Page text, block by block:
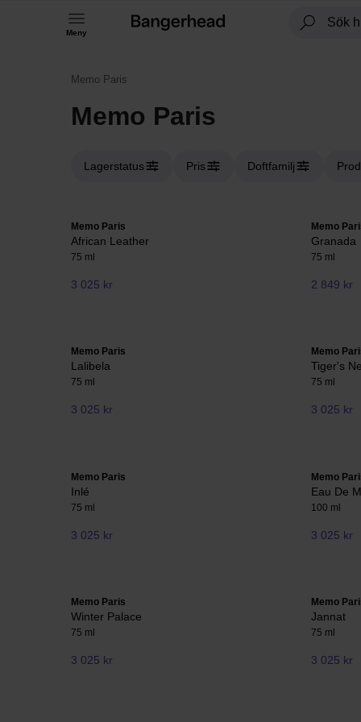
Meny
Memo Paris
Memo Paris
Lagerstatus Pris Doftfamilj
Memo Paris
African Leather
75 ml
3 025 kr
Memo
Granada
75 ml
2 849 kr
Memo Paris
Lalibela
75 ml
3 025 kr
Memo
Tiger's
75 ml
3 025 kr
Memo Paris
Inlé
75 ml
3 025 kr
Memo
Eau De
100 ml
3 025 kr
Memo Paris
Winter Palace
75 ml
3 025 kr
Memo
Jannat
75 ml
3 025 kr